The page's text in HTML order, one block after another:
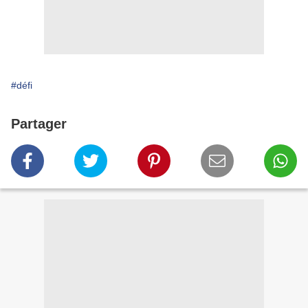
#défi
Partager